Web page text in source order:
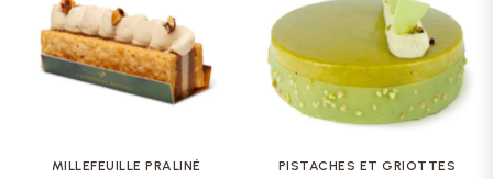
MILLEFEUILLE PRALINÉ PISTACHES ET GRIOTTES